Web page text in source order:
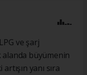
ve şarj
alanda büyümenin
yanı sıra